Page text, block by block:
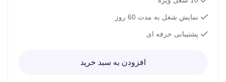
نمایش شغل به مدت 60 روز
پشتیبانی حرفه ای
افزودن به سبد خرید